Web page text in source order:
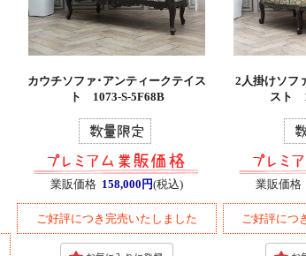
カウチソファ･アンティークテイス
ト 1073-S-5F68B
業販価格 158,000円(税込)
ご好評につき完売いたしました
2人掛けソフ
スト
業販価格
ご好評につ